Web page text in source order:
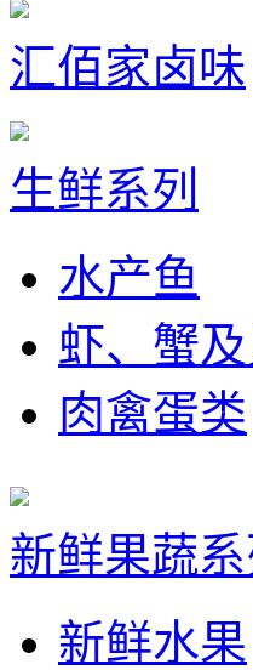
汇佰家卤味
生鲜系列
水产鱼
虾、蟹
肉禽蛋类
新鲜果蔬系
新鲜水果